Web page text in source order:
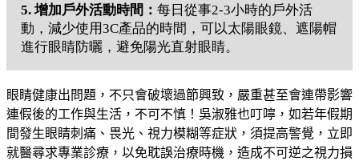
5. 增加戶外活動時間： 每日從事2-3小時的戶外活
動，減少使用3C產品的時間，可以太陽眼鏡、遮陽帽
進行眼睛防曬，避免陽光直射眼睛。
眼睛健康出問題，不只會破壞過節興致，嚴重甚至會連帶影響
連假後的工作與生活，不可不慎！吳淑雅也叮嚀，如若年假期
間發生眼睛刺痛、畏光、視力模糊等症狀，須提高警覺，立即
就醫尋求專業診療，以免耽誤治療時機，造成不可逆之視力損